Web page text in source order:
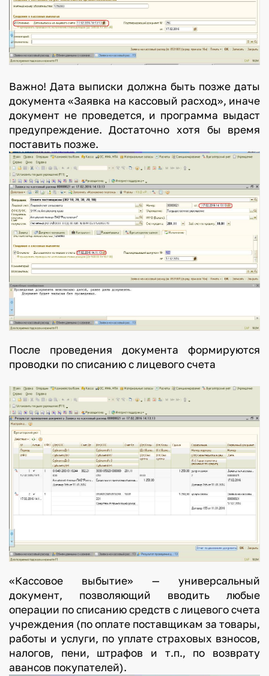
Важно! Дата выписки должна быть позже даты
документа «Заявка на кассовый расход», иначе
документ не проведется, и программа выдаст
предупреждение. Достаточно хотя бы время
поставить позже.
После проведения документа формируются
проводки по списанию с лицевого счета
«Кассовое выбытие» — универсальный
документ, позволяющий вводить любые
операции по списанию средств с лицевого счета
учреждения (по оплате поставщикам за товары,
работы и услуги, по уплате страховых взносов,
налогов, пени, штрафов и т.п., по возврату
авансов покупателей).